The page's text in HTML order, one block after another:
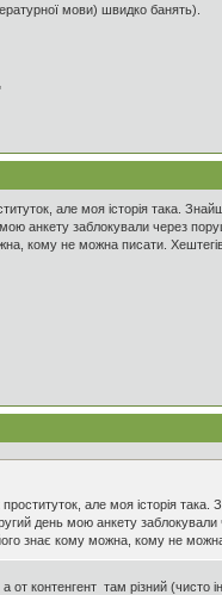
мови) швидко банять).
але моя історія така.
анкету заблокували через
кому не можна писати.
але моя історія така.
день мою анкету
знає кому можна, кому не
контенгент там різний (чисто